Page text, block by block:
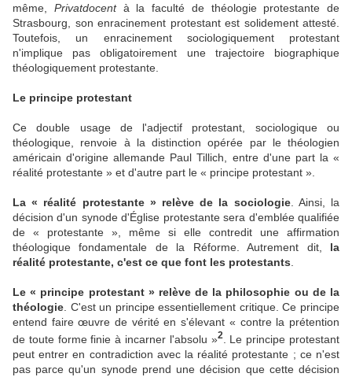
même, Privatdocentà la faculté de théologie protestante de
Strasbourg, son enracinement protestant est solidement attesté.
Toutefois, un enracinement sociologiquement protestant
n'implique pas obligatoirement une trajectoire biographique
théologiquement protestante.
Le principe protestant
Ce double usage de l'adjectif protestant, sociologique ou
théologique, renvoie à la distinction opérée par le théologien
américain d'origine allemande Paul Tillich, entre d'une part la «
réalité protestante » et d'autre part le « principe protestant ».
La « réalité protestante » relève de la sociologie. Ainsi, la
décision d'un synode d'Église protestante sera d'emblée qualifiée
de « protestante », même si elle contredit une affirmation
théologique fondamentale de la Réforme. Autrement dit, la
réalité protestante, c'est ce que font les protestants
Le « principe protestant » relève de la philosophie ou de la
théologie . C'est un principe essentiellement critique. Ce principe
entend faire œuvre de vérité en s'élevant « contre la prétention
de toute forme finie à incarner l'absolu »2. Le principe protestant
peut entrer en contradiction avec la réalité protestante ; ce n'est
pas parce qu'un synode prend une décision que cette décision